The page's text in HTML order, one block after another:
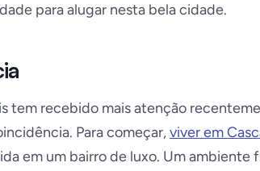
para alugar nesta bela cidade.
tem recebido mais atenção
Para começar,viver em
em um bairro de luxo. Um ambiente